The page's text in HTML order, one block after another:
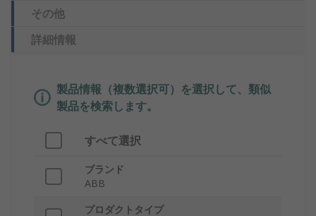
その他
詳細情報
製品情報（複数選択可）を選択して、類似
製品を検索します。
すべて選択
ブランド
ABB
プロダクトタイプ